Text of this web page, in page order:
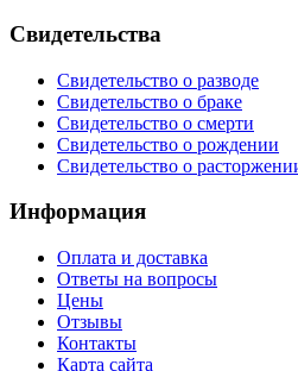
Свидетельства
Свидетельство о разводе
Свидетельство о браке
Свидетельство о смерти
Свидетельство о рождении
Свидетельство о
Информация
Оплата и доставка
Ответы на вопросы
Цены
Отзывы
Контакты
Карта сайта